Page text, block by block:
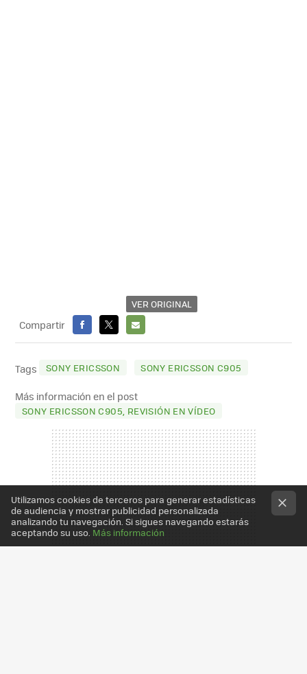
VER ORIGINAL
Compartir
FACEBOOK
X
E-
MAIL
Tags SONY ERICSSON SONY ERICSSON C905
Más información en el post
SONY ERICSSON C905, REVISIÓN EN VÍDEO
Utilizamos cookies de terceros para generar estadísticas
de audiencia y mostrar publicidad personalizada
analizando tu navegación. Si sigues navegando estarás
aceptando su uso. Más información